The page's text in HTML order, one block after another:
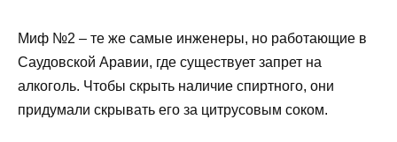
Миф №2 – те же самые инженеры, но работающие в
Саудовской Аравии, где существует запрет на
алкоголь. Чтобы скрыть наличие спиртного, они
придумали скрывать его за цитрусовым соком.